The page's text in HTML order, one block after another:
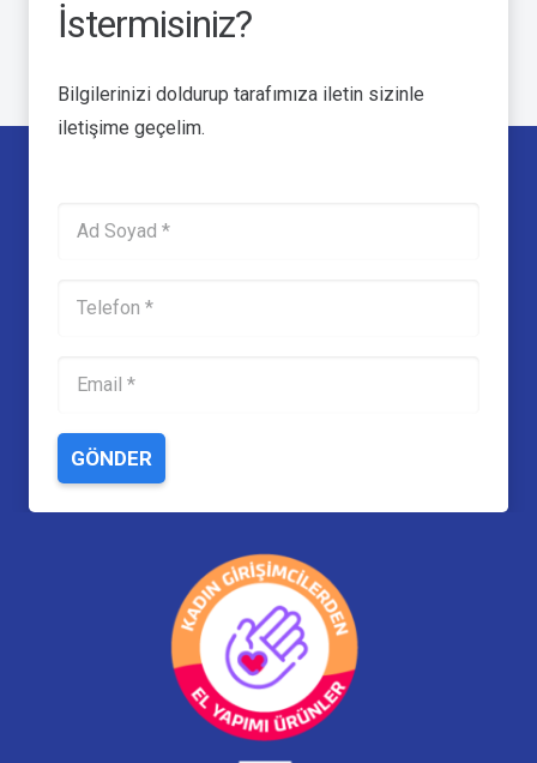
İstermisiniz?
Bilgilerinizi doldurup tarafımıza iletin sizinle
iletişime geçelim.
GÖNDER